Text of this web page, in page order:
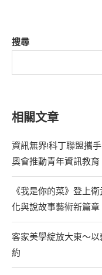
搜尋
相關文章
資訊無界!科丁聯盟攜
奧會推動青年資訊教育
《我是你的菜》登上
化與說故事藝術新篇章
客家美學綻放大東～
約